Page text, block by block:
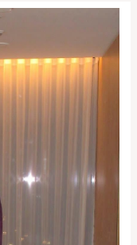
فستان
سهره
بنفسجي